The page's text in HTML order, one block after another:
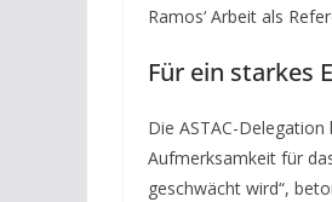
Ramos‘ Arbeit als
Für ein starkes
Die ASTAC-
Aufmerksamkeit für
geschwächt wird“,